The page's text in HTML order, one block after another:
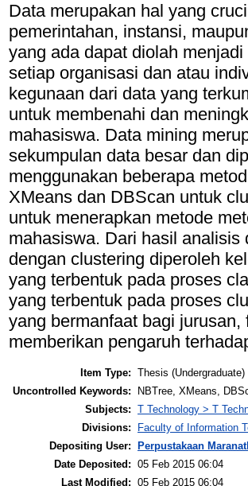
Data merupakan hal yang
pemerintahan, instansi,
yang ada dapat diolah
setiap organisasi dan atau
kegunaan dari data yang
untuk membenahi dan
mahasiswa. Data mining
sekumpulan data besar dan
menggunakan beberapa
XMeans dan DBScan untuk
untuk menerapkan metode
mahasiswa. Dari hasil
dengan clustering diperoleh
yang terbentuk pada proses
yang terbentuk pada proses
yang bermanfaat bagi
memberikan pengaruh
Item Type: Thesis (Undergraduate)
Uncontrolled Keywords:
NBTree, XMeans,
Subjects: T Technology > T
Divisions:
Faculty of Information
Depositing User:
Perpustakaan
Date Deposited: 05 Feb 2015 06:04
Last Modified: 05 Feb 2015 06:04